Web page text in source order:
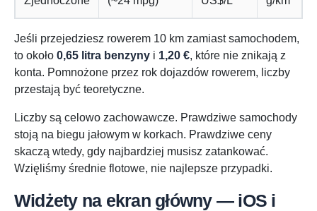
Jeśli przejedziesz rowerem 10 km zamiast samochodem,
to około 0,65 litra benzyny i 1,20 €, które nie znikają z
konta. Pomnożone przez rok dojazdów rowerem, liczby
przestają być teoretyczne.
Liczby są celowo zachowawcze. Prawdziwe samochody
stoją na biegu jałowym w korkach. Prawdziwe ceny
skaczą wtedy, gdy najbardziej musisz zatankować.
Wzięliśmy średnie flotowe, nie najlepsze przypadki.
Widżety na ekran główny — iOS i